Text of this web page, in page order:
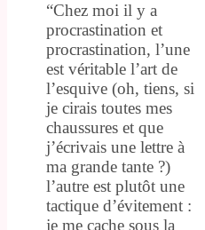
“Chez moi il y a
procrastination et
procrastination, l’une
est véritable l’art de
l’esquive (oh, tiens, si
je cirais toutes mes
chaussures et que
j’écrivais une lettre à
ma grande tante ?)
l’autre est plutôt une
tactique d’évitement :
je me cache sous la